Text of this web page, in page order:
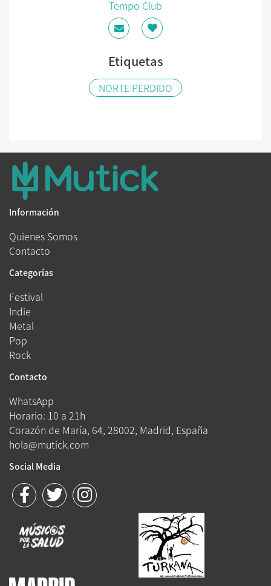
Tempo Club
Etiquetas
NORTE PERDIDO
Información
Quienes Somos
Contacto
Categorías
Festival
Indie
Metal
Pop
Rock
Contacto
WhatsApp
Horario: 10 a 21h
Corazón de María, 64, 28002, Madrid, España
hola@mutick.com
Social Media